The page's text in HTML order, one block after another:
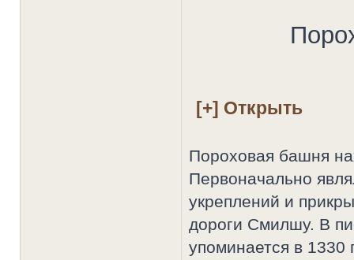
Пороховая башня
Первоначально
укреплений и
дороги Смилшу. В
упоминается в 1330